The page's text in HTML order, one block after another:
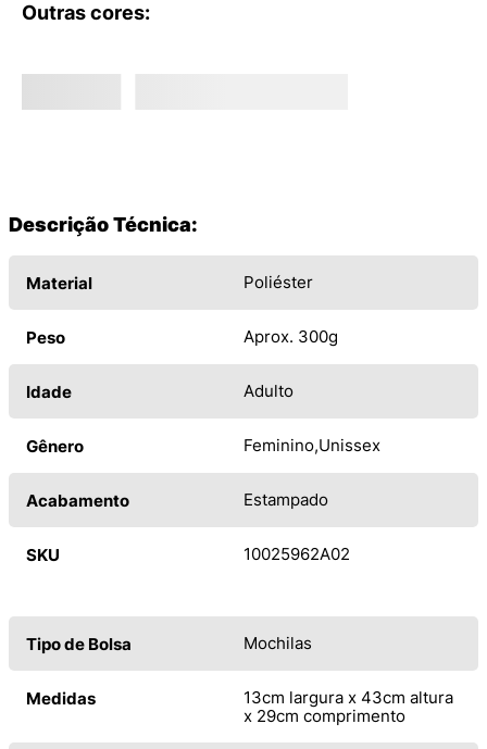
Outras cores:
Descrição Técnica:
Material Poliéster
Peso Aprox. 300g
Idade Adulto
Gênero Feminino Unissex
Acabamento Estampado
SKU 10025962A02
Tipo de Bolsa Mochilas
Medidas
13cm largura x 43cm altura
x 29cm comprimento